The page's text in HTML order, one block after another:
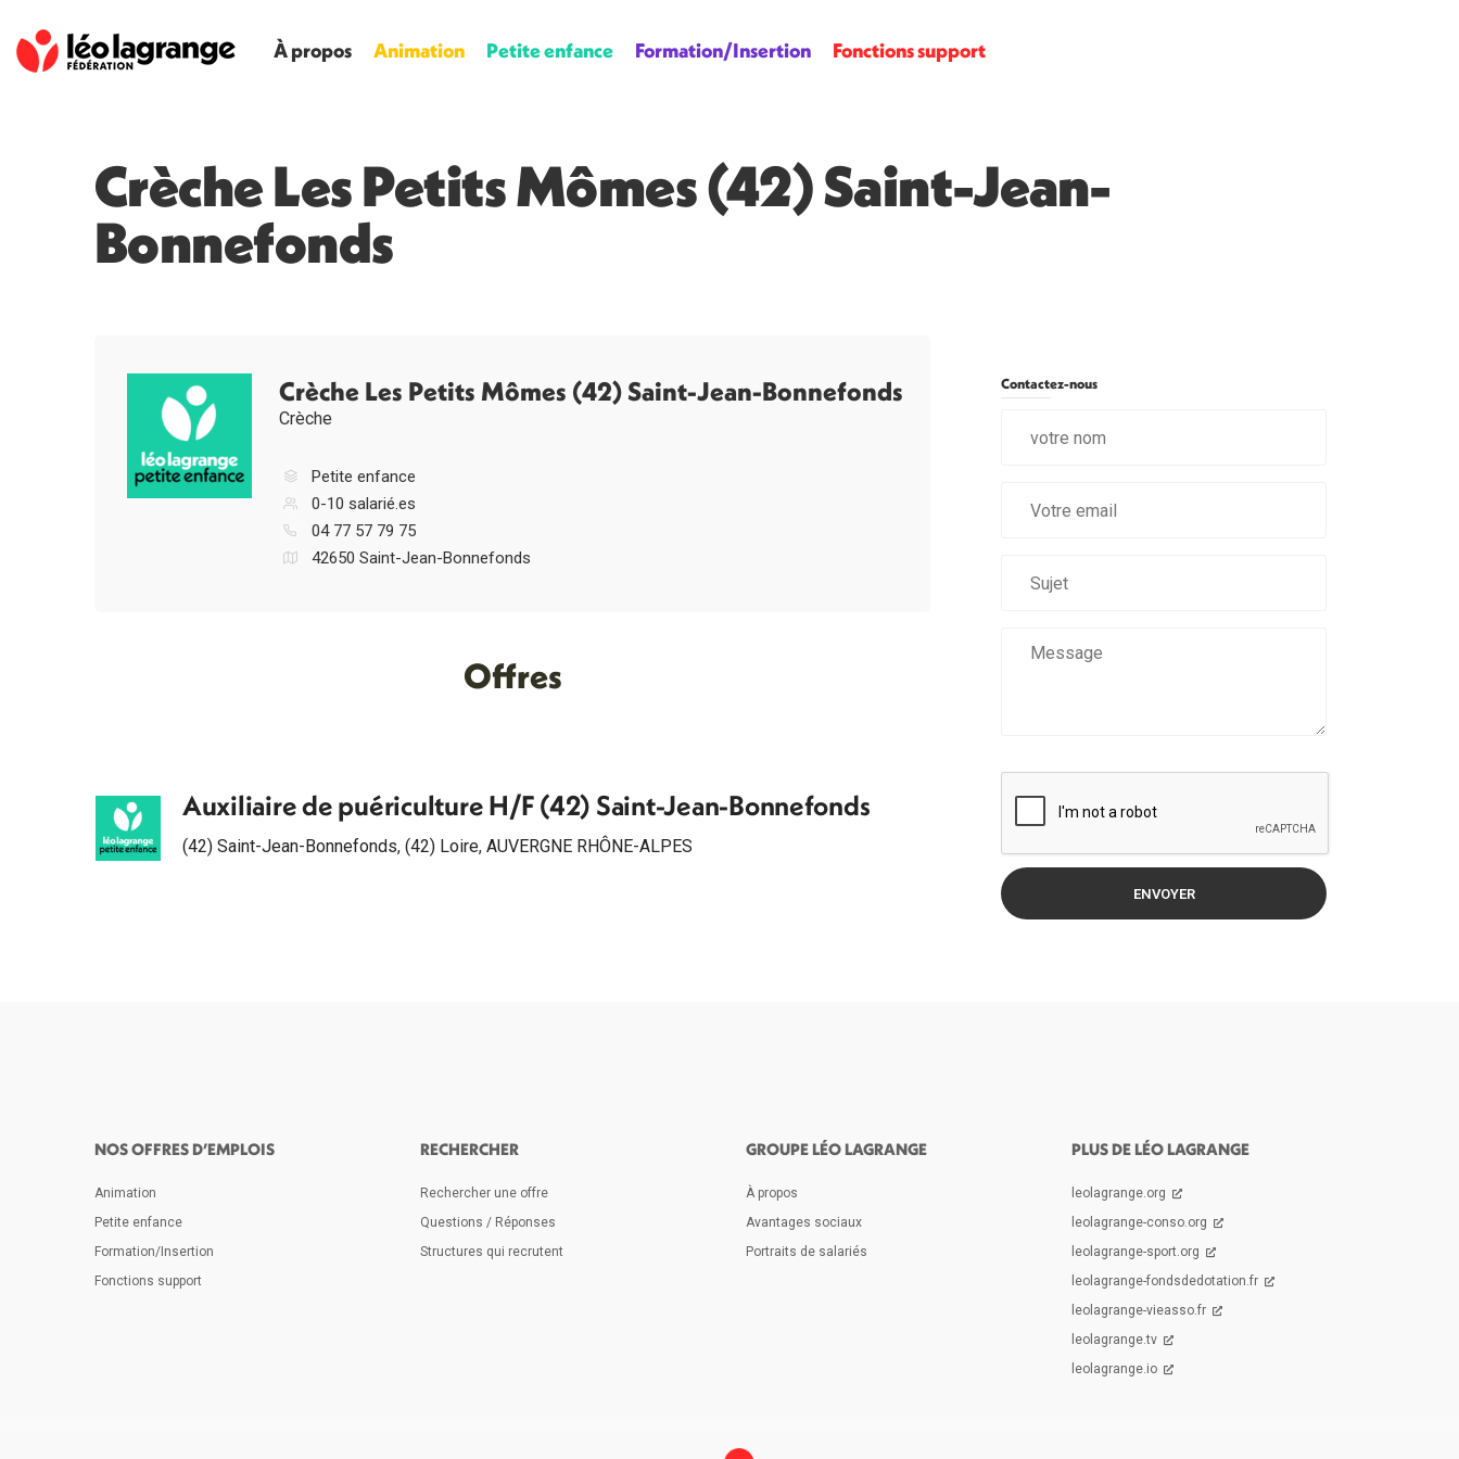
À propos Animation Petite enfance Formation/Insertion Fonctions support
Crèche Les Petits Mômes (42) Saint-Jean-
Bonnefonds
Crèche Les Petits Mômes (42) Saint-Jean-Bonnefonds
Crèche
Petite enfance
0-10 salarié.es
04 77 57 79 75
42650 Saint-Jean-Bonnefonds
Offres
Auxiliaire de puériculture H/F (42) Saint-Jean-Bonnefonds
(42) Saint-Jean-Bonnefonds, (42) Loire, AUVERGNE RHÔNE-ALPES
Contactez-nous
ENVOYER
NOS OFFRES D’EMPLOIS
Animation
Petite enfance
Formation/Insertion
Fonctions support
RECHERCHER
Rechercher une offre
Questions / Réponses
Structures qui recrutent
GROUPE LÉO LAGRANGE
À propos
Avantages sociaux
Portraits de salariés
PLUS DE LÉO LAGRANGE
leolagrange.org
leolagrange-conso.org
leolagrange-sport.org
leolagrange-fondsdedotation.fr
leolagrange-vieasso.fr
leolagrange.tv
leolagrange.io